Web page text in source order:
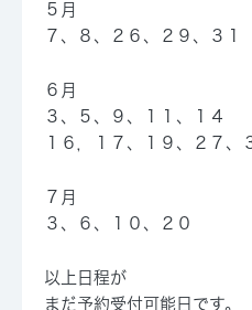
５月
７、８、２６、２９、３１
６月
３、５、９、１１、１４
１６，１７、１９、２７、
７月
３、６、１０、２０
以上日程が
まだ予約受付可能日です。